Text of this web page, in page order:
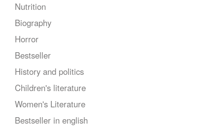
Nutrition
Biography
Horror
Bestseller
History and politics
Children's literature
Women's Literature
Bestseller in english